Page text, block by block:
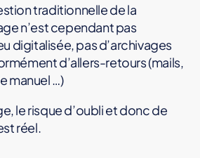
traditionnelle de la
n’est cependant pas
digitalisée, pas d’archivages
d’allers-retours (mails,
manuel …)
le risque d’oubli et donc de
réel.